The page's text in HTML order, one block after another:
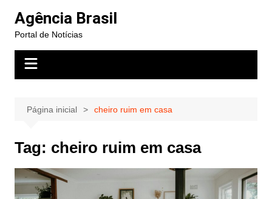
para
conteúdo
Agência Brasil
Portal de Notícias
Página inicial cheiro ruim em casa
Tag: cheiro ruim em casa